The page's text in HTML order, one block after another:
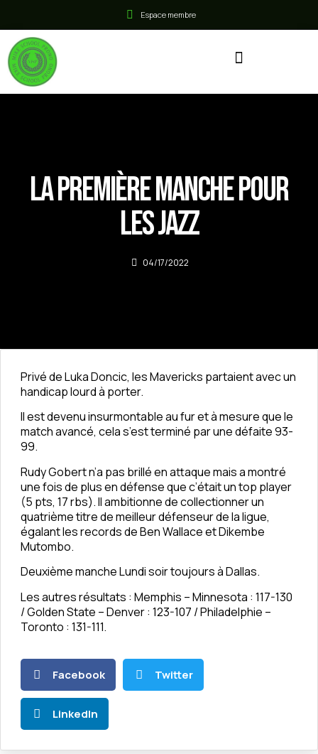
Espace membre
La première manche pour
les Jazz
04/17/2022
Privé de Luka Doncic, les Mavericks partaient avec un
handicap lourd à porter.
Il est devenu insurmontable au fur et à mesure que le
match avancé, cela s’est terminé par une défaite 93-
99.
Rudy Gobert n’a pas brillé en attaque mais a montré
une fois de plus en défense que c’était un top player
(5 pts, 17 rbs). Il ambitionne de collectionner un
quatrième titre de meilleur défenseur de la ligue,
égalant les records de Ben Wallace et Dikembe
Mutombo.
Deuxième manche Lundi soir toujours à Dallas.
Les autres résultats : Memphis – Minnesota : 117-130
/ Golden State – Denver : 123-107 / Philadelphie –
Toronto : 131-111.
Facebook Twitter
LinkedIn